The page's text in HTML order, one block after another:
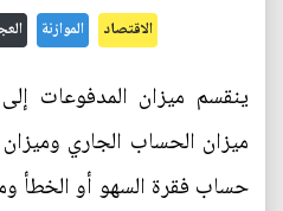
الاقتصاد الموازنة
ينقسم ميزان المدفوعات
ميزان الحساب الجاري
حساب فقرة السهو أو الخطأ